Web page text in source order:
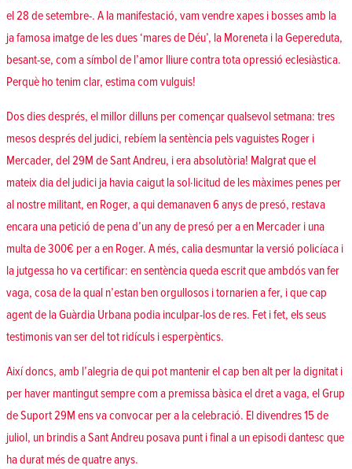
el 28 de setembre-. A la manifestació, vam vendre xapes i bossesamb la
ja famosa imatge de les dues ‘mares de Déu’, la Moreneta i la Gepereduta,
besant-se, com a símbol de l’amor lliure contra tota opressió eclesiàstica.
Perquè ho tenim clar, estima com vulguis!
Dos dies després, el millor dilluns per començar qualsevol setmana: tres
mesos després del judici, rebíem lasentència pels vaguistes Roger i
Mercader, del 29M de Sant Andreu, i era absolutòria! Malgrat que el
mateix dia del judici ja havia caigut la sol·licitud de les màximes penes per
al nostre militant, en Roger, a qui demanaven 6 anys de presó, restava
encara una petició de pena d’un any de presó per a en Mercader i una
multa de 300€ per a en Roger. A més, calia desmuntar la versió policíaca i
la jutgessa ho va certificar: ensentènciaqueda escrit que ambdós van fer
vaga, cosa de la qual n’estan ben orgullosos i tornarien a fer, i que cap
agent de la Guàrdia Urbana podia inculpar-los de res. Fet i fet, els seus
testimonis van ser del tot ridículs i esperpèntics.
Així doncs, amb l’alegria de qui pot mantenir el cap ben alt per la dignitat i
per haver mantingut sempre com a premissa bàsica el dret a vaga, elGrup
de Suport 29M ens va convocar per a la celebració. El divendres 15 de
juliol, un brindis a Sant Andreu posava punt i finala un episodi dantesc que
ha durat més de quatre anys.